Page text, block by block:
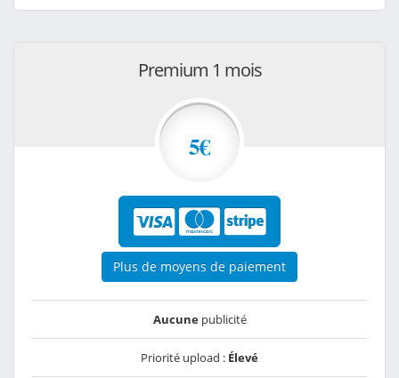
Premium 1 mois
5€
Plus de moyens de paiement
Aucunepublicité
Priorité upload : Élevé